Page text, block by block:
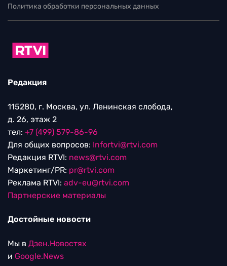
Политика обработки персональных данных
Редакция
115280, г. Москва, ул. Ленинская слобода,
д. 26, этаж 2
тел: +7 (499) 579-86-96
Для общих вопросов: Infortvi@rtvi.com
Редакция RTVI: news@rtvi.com
Маркетинг/PR: pr@rtvi.com
Реклама RTVI: adv-eu@rtvi.com
Партнерские материалы
Достойные новости
Мы в Дзен.Новостях
и Google.News